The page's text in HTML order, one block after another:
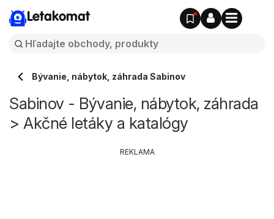
Letakomat
Bývanie, nábytok, záhrada Sabinov
Sabinov - Bývanie, nábytok, záhrada
> Akčné letáky a katalógy
REKLAMA